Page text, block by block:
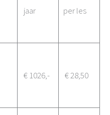
jaar per les
€ 1026,- € 28,50